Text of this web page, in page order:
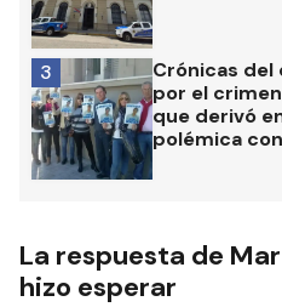
Crónicas del
por el
que derivó
polémica
3
La respuesta de
hizo esperar